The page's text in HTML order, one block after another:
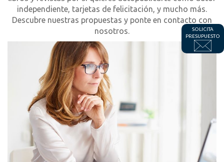
independiente, tarjetas de felicitación, y mucho más.
Descubre nuestras propuestas y ponte en contacto con
nosotros.
SOLICITA
PRESUPUESTO